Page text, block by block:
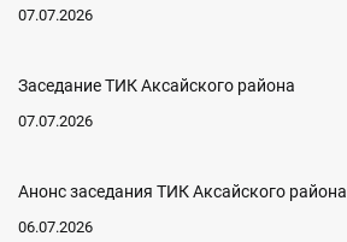
07.07.2026
Заседание ТИК Аксайского района
07.07.2026
Анонс заседания ТИК Аксайского района
06.07.2026